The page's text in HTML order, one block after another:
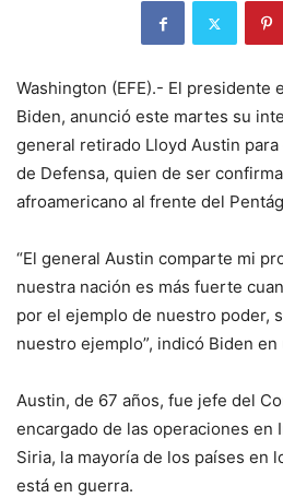
Washington (EFE).- El presidente
Biden, anunció este martes su
general retirado Lloyd Austin
de Defensa, quien de ser
afroamericano al frente del
“El general Austin comparte mi
nuestra nación es más fuerte
por el ejemplo de nuestro poder,
nuestro ejemplo”, indicó Biden
Austin, de 67 años, fue jefe del
encargado de las operaciones en
Siria, la mayoría de los países en
está en guerra.